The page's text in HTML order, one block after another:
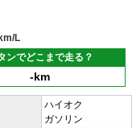
L
ンでどこまで走る？
-km
ハイオク
ガソリン